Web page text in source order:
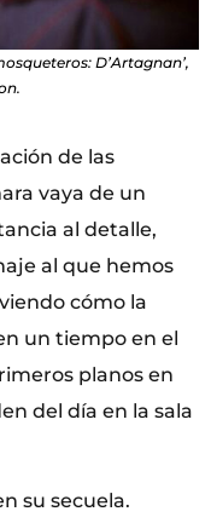
D’Artagnan’,
de las
vaya de un
al detalle,
al que hemos
cómo la
un tiempo en el
planos en
del día en la sala
su secuela.